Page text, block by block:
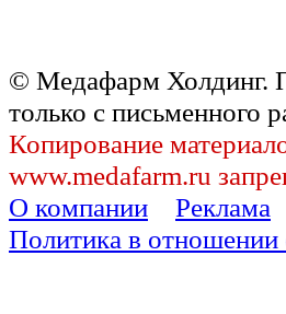
© Медафарм Холдинг.
только с письменного
Копирование
www.medafarm.ru
О компании
Реклама
Политика в